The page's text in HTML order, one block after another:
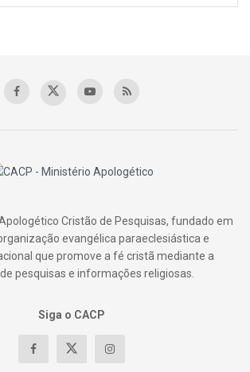
Cristão de Pesquisas, fundado em
evangélica paraeclesiástica e
que promove a fé cristã mediante a
pesquisas e informações religiosas.
Siga o CACP